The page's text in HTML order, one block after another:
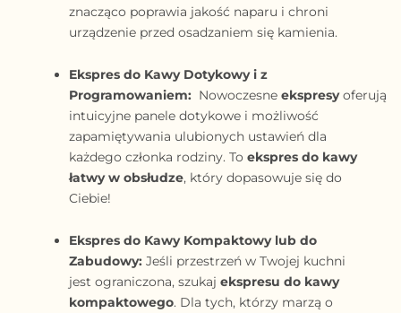
znacząco poprawia jakość naparu i chroni
urządzenie przed osadzaniem się kamienia.
Ekspres do Kawy Dotykowy i z
Programowaniem: Nowoczesne ekspresyoferują
intuicyjne panele dotykowe i możliwość
zapamiętywania ulubionych ustawień dla
każdego członka rodziny. To ekspres do kawy
łatwy w obsłudze, który dopasowuje się do
Ciebie!
Ekspres do Kawy Kompaktowy lub do
Zabudowy: Jeśli przestrzeń w Twojej kuchni
jest ograniczona, szukaj ekspresu do kawy
kompaktowego. Dla tych, którzy marzą o